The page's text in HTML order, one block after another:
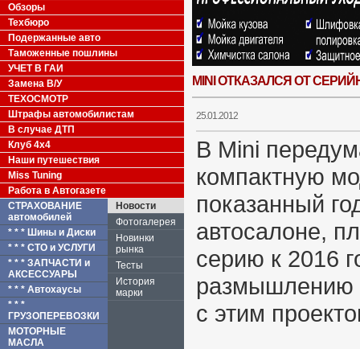
Обзоры
Техбюро
Подержанные авто
Таможенные пошлины
УЧЕТ В ГАИ
Замена В/У
ТЕХОСМОТР
Штрафы автомобилистам
В случае ДТП
Клуб 4x4
Наши путешествия
Miss Tuning
Работа в Автогазете
СТРАХОВАНИЕ
автомобилей
* * * Шины и Диски
* * * СТО и УСЛУГИ
* * * ЗАПЧАСТИ и
АКСЕССУАРЫ
* * * Автохаусы
* * *
ГРУЗОПЕРЕВОЗКИ
МОТОРНЫЕ
МАСЛА
Новости
Фотогалерея
Новинки
рынка
Тесты
История
марки
MINI ОТКАЗАЛСЯ ОТ
25.01.2012
В Mini
компактную
показанный
автосалоне,
серию к 2016
с этим